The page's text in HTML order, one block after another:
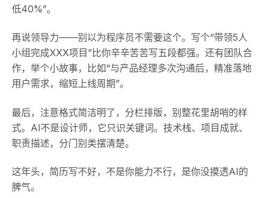
低40%”。
再说领导力——别以为程序员不需要这个。写个“带领5人
小组完成XXX项目”比你辛辛苦苦写五段都强。还有团队合
作，举个小故事，比如“与产品经理多次沟通后，精准落地
用户需求，缩短上线周期”。
最后，注意格式简洁明了，分栏排版，别整花里胡哨的样
式。AI不是设计师，它只识关键词。技术栈、项目成就、
职责描述，分门别类摆清楚。
这年头，简历写不好，不是你能力不行，是你没摸透AI的
脾气。